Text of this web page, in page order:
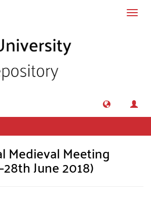
Medieval Meeting
June 2018)